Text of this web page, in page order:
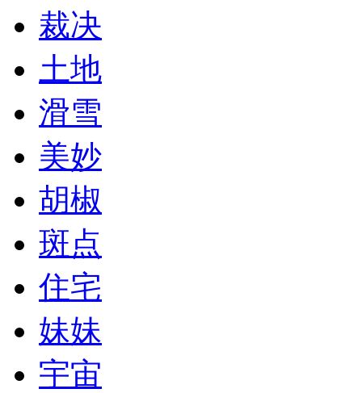
裁决
土地
滑雪
美妙
胡椒
斑点
住宅
妹妹
宇宙